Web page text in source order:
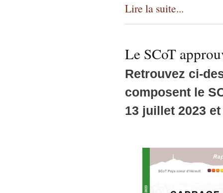
Lire la suite...
Le SCoT
Retrouvez ci-
composent le
13 juillet 2023